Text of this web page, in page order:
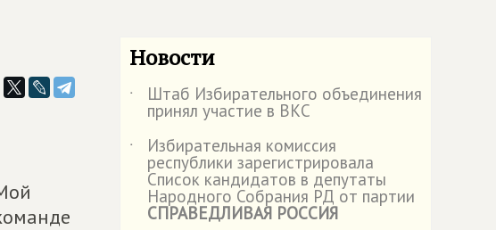
Новости
˙ Штаб Избирательного объединения
принял участие в ВКС
˙
Избирательная комиссия
республики зарегистрировала
Список кандидатов в депутаты
Народного Собрания РД от партии
СПРАВЕДЛИВАЯ РОССИЯ